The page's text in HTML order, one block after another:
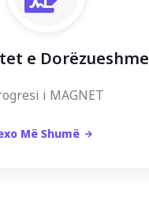
e Dorëzueshme
i MAGNET
Më Shumë